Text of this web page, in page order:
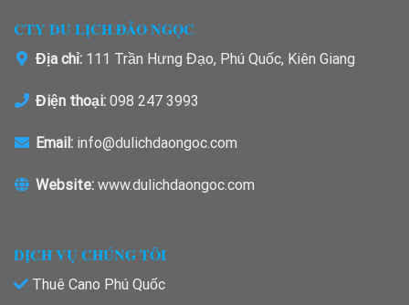
CTY DU LỊCH ĐẢO NGỌC
Địa chỉ: 111 Trần Hưng Đạo, Phú Quốc, Kiên Giang
Điện thoại: 098 247 3993
Email: info@dulichdaongoc.com
Website: www.dulichdaongoc.com
DỊCH VỤ CHÚNG TÔI
Thuê Cano Phú Quốc